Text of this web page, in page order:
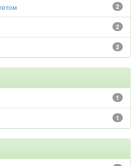
2
2
2
1
1